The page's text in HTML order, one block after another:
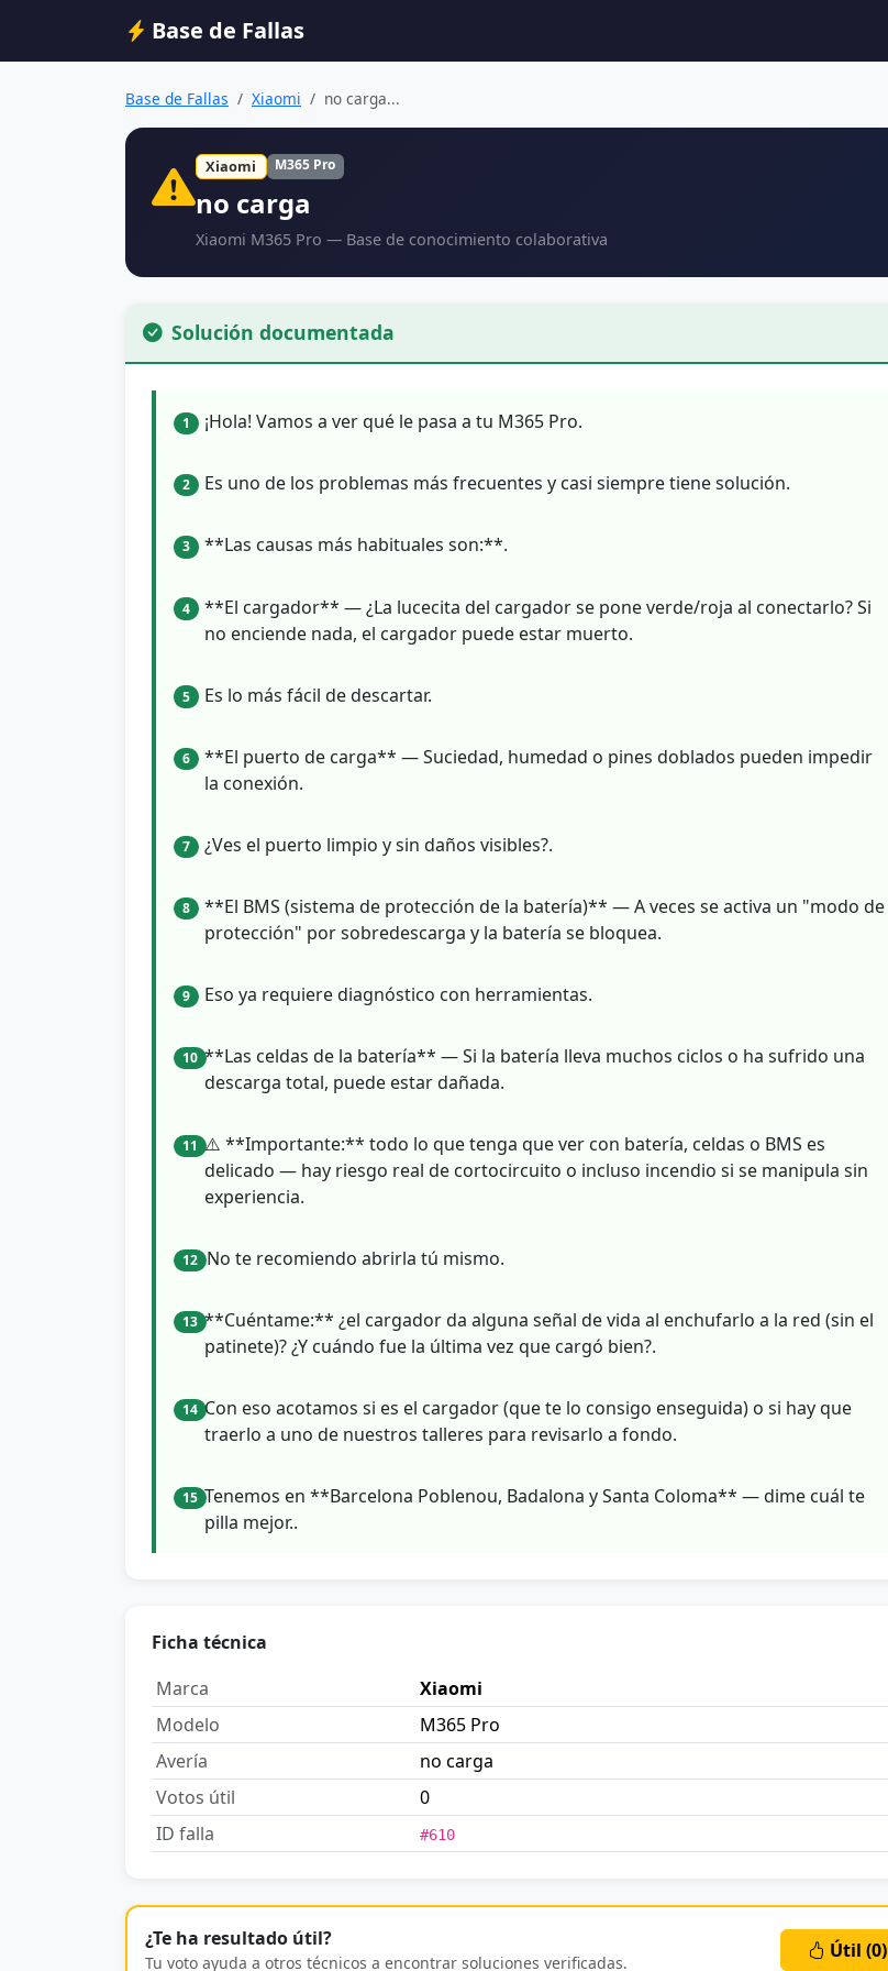
Base de Fallas
Base de Fallas Xiaomi no carga...
Xiaomi M365 Pro
no carga
Xiaomi M365 Pro — Base de conocimiento colaborativa
Solución documentada
1 ¡Hola! Vamos a ver qué le pasa a tu M365 Pro.
2 Es uno de los problemas más frecuentes y casi siempre tiene solución.
3 **Las causas más habituales son:**.
4
**El cargador** — ¿La lucecita del cargador se pone verde/roja al conectarlo? Si
no enciende nada, el cargador puede estar muerto.
5 Es lo más fácil de descartar.
6
**El puerto de carga** — Suciedad, humedad o pines doblados pueden impedir
la conexión.
7 ¿Ves el puerto limpio y sin daños visibles?.
8
**El BMS (sistema de protección de la batería)** — A veces se activa un "modo de
protección" por sobredescarga y la batería se bloquea.
9 Eso ya requiere diagnóstico con herramientas.
10 **Las celdas de la batería** — Si la batería lleva muchos ciclos o ha sufrido una
descarga total, puede estar dañada.
11 ⚠️ **Importante:** todo lo que tenga que ver con batería, celdas o BMS es
delicado — hay riesgo real de cortocircuito o incluso incendio si se manipula sin
experiencia.
12 No te recomiendo abrirla tú mismo.
13 **Cuéntame:** ¿el cargador da alguna señal de vida al enchufarlo a la red (sin el
patinete)? ¿Y cuándo fue la última vez que cargó bien?.
14 Con eso acotamos si es el cargador (que te lo consigo enseguida) o si hay que
traerlo a uno de nuestros talleres para revisarlo a fondo.
15 Tenemos en **Barcelona Poblenou, Badalona y Santa Coloma** — dime cuál te
pilla mejor..
Ficha técnica
Marca
Xiaomi
Modelo
M365 Pro
Avería
no carga
Votos útil
0
ID falla
#610
¿Te ha resultado útil?
Tu voto ayuda a otros técnicos a encontrar soluciones verificadas.
Útil (0)